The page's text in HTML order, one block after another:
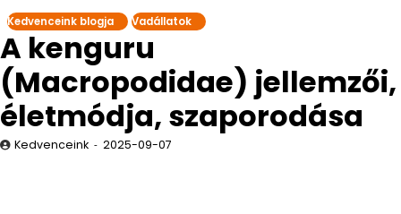
Kedvenceink blogja Vadállatok
A kenguru
(Macropodidae) jellemzői,
életmódja, szaporodása
Kedvenceink 2025-09-07